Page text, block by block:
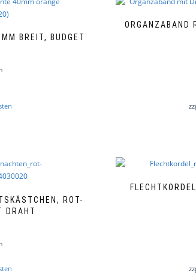
BREIT, BUDGET
ORGANZABAND
ROT-
DRAHT